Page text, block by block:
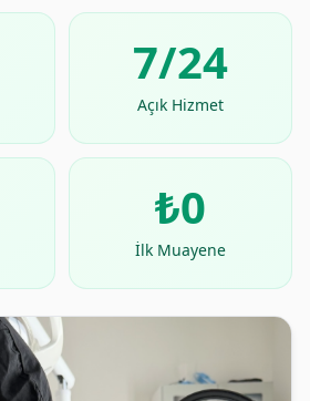
7/24
Açık Hizmet
₺0
İlk Muayene